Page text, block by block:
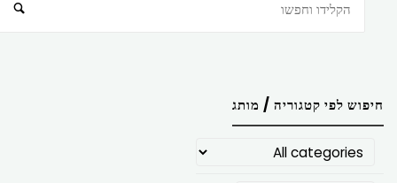
חיפוש לפי קטגוריה / מותג